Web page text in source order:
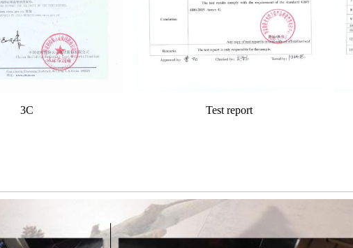
3C Test report